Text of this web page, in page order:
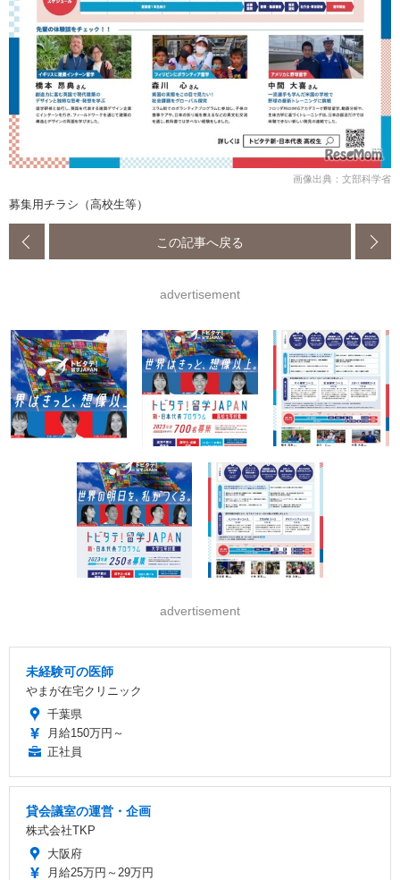
画像出典：文部科学省
募集用チラシ（高校生等）
この記事へ戻る
advertisement
advertisement
未経験可の医師
やまが在宅クリニック
千葉県
月給150万円～
正社員
貸会議室の運営・企画
株式会社TKP
大阪府
月給25万円～29万円